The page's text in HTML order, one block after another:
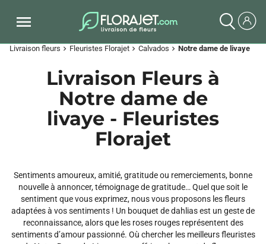
Livraison fleurs chevron_right Fleuristes Florajet chevron_right Calvados chevron_right Notre dame de livaye
Livraison Fleurs à
Notre dame de
livaye - Fleuristes
Florajet
Sentiments amoureux, amitié, gratitude ou remerciements, bonne
nouvelle à annoncer, témoignage de gratitude… Quel que soit le
sentiment que vous exprimez, nous vous proposons les fleurs
adaptées à vos sentiments ! Un bouquet de dahlias est un geste de
reconnaissance, alors que les roses rouges représentent des
sentiments d’amour passionné. Où chercher les meilleurs fleuristes